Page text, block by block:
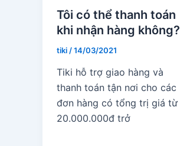
Tôi có thể thanh toán
khi nhận hàng không?
tiki /14/03/2021
Tiki hỗ trợ giao hàng và
thanh toán tận nơi cho các
đơn hàng có tổng trị giá từ
20.000.000đ trở